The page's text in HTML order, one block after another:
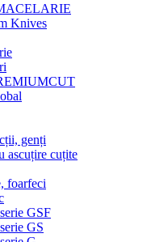
Knives
genți
ascuțire cuțite
foarfeci
GSF
GS